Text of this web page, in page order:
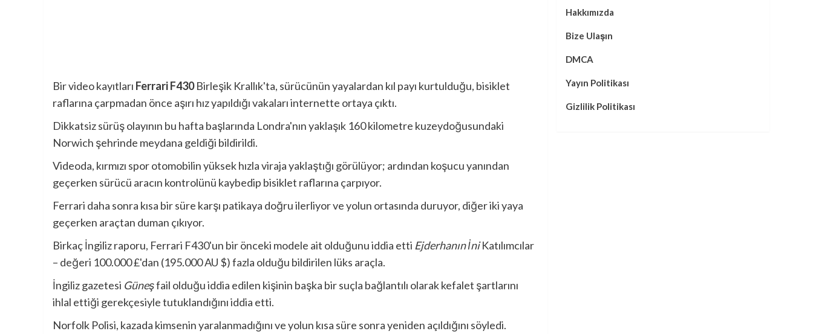
Bir video kayıtları Ferrari F430Birleşik Krallık'ta, sürücünün yayalardan kıl payı kurtulduğu, bisiklet
raflarına çarpmadan önce aşırı hız yapıldığı vakaları internette ortaya çıktı.
Dikkatsiz sürüş olayının bu hafta başlarında Londra'nın yaklaşık 160 kilometre kuzeydoğusundaki
Norwich şehrinde meydana geldiği bildirildi.
Videoda, kırmızı spor otomobilin yüksek hızla viraja yaklaştığı görülüyor; ardından koşucu yanından
geçerken sürücü aracın kontrolünü kaybedip bisiklet raflarına çarpıyor.
Ferrari daha sonra kısa bir süre karşı patikaya doğru ilerliyor ve yolun ortasında duruyor, diğer iki yaya
geçerken araçtan duman çıkıyor.
Birkaç İngiliz raporu, Ferrari F430'un bir önceki modele ait olduğunu iddia etti Ejderhanın İniKatılımcılar
– değeri 100.000 £'dan (195.000 AU $) fazla olduğu bildirilen lüks araçla.
İngiliz gazetesi Güneşfail olduğu iddia edilen kişinin başka bir suçla bağlantılı olarak kefalet şartlarını
ihlal ettiği gerekçesiyle tutuklandığını iddia etti.
Norfolk Polisi, kazada kimsenin yaralanmadığını ve yolun kısa süre sonra yeniden açıldığını söyledi.
Hakkımızda
Bize Ulaşın
DMCA
Yayın Politikası
Gizlilik Politikası